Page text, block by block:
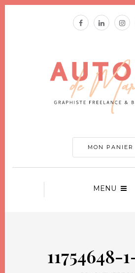
MON PANIER
MENU
11754648-